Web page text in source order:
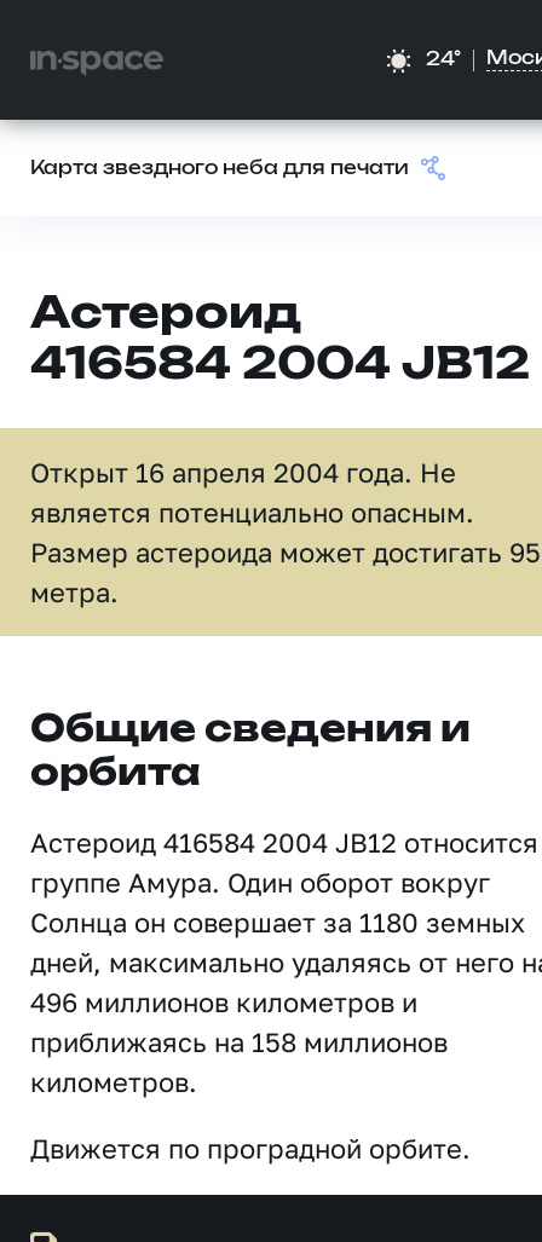
24°
Карта звездного неба для печати
Астероид
416584 2004 JB12
Открыт 16 апреля 2004 года. Не
является потенциально опасным.
Размер астероида может достигать
метра.
Общие сведения и
орбита
Астероид 416584 2004 JB12
группе Амура. Один оборот вокруг
Солнца он совершает за 1180 земных
дней, максимально удаляясь от него
496 миллионов километров и
приближаясь на 158 миллионов
километров.
Движется по проградной орбите.